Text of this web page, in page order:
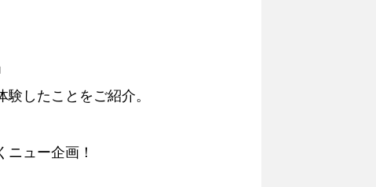
したことをご紹介。
ュー企画！